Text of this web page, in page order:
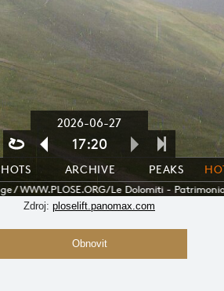
Zdroj: ploselift.panomax.com
Obnovit